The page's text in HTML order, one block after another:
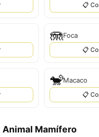
📋
🪼Foca
📋
🐒Macaco
📋
Animal Mamífero